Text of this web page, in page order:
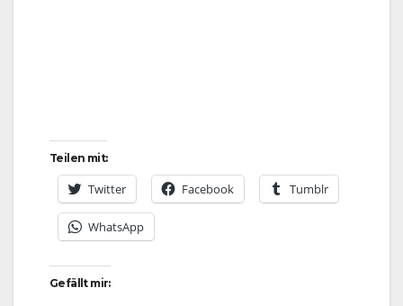
Teilen mit:
Twitter Facebook Tumblr
WhatsApp
Gefällt mir: